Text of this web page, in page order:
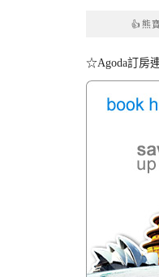
👍熊
☆Agoda訂房